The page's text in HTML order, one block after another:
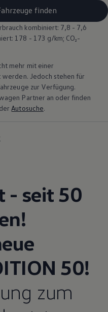
finden
kombiniert: 7,8 - 7,6
178 - 173 g/km; CO₂-
mehr mit einer
Jedoch stehen für
zur Verfügung.
Partner an oder finden
derAutosuche.
- seit 50
50!
zum